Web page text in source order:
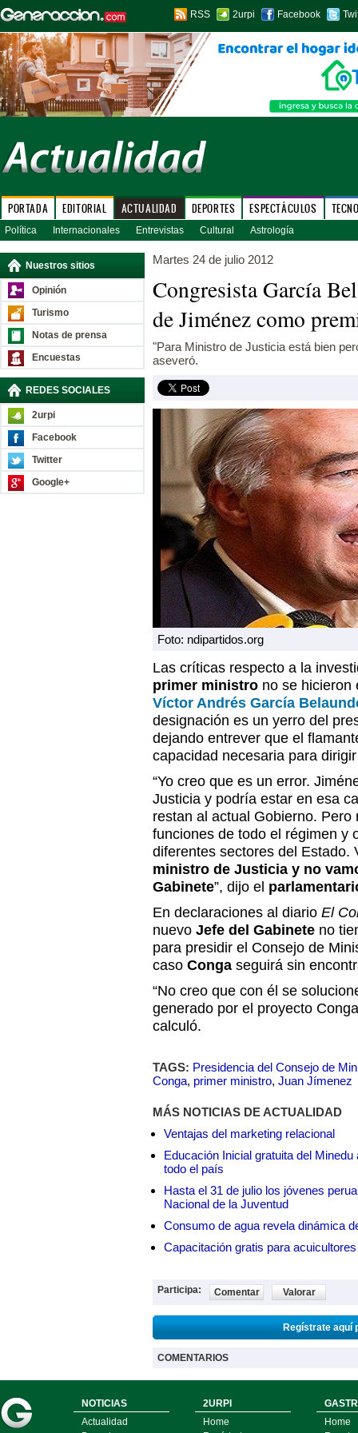
RSS 2urpi Facebook
PORTADA EDITORIAL ACTUALIDAD DEPORTES ESPECTÁCULOS
Política Internacionales Entrevistas Cultural Astrología
Nuestros sitios
Opinión
Turismo
Notas de prensa
Encuestas
REDES SOCIALES
2urpi
Facebook
Twitter
Google+
Martes 24 de julio 2012
Congresista García
de Jiménez como
"Para Ministro de Justicia está bien
aseveró.
Foto: ndipartidos.org
Las críticas respecto a la
primer ministro no se hicieron
Víctor Andrés García
designación es un yerro del
dejando entrever que el
capacidad necesaria para
“Yo creo que es un error.
Justicia y podría estar en esa
restan al actual Gobierno.
funciones de todo el régimen y
diferentes sectores del Estado.
ministro de Justicia y no
Gabinete”, dijo el
En declaraciones al diario El
nuevo Jefe del Gabinete no
para presidir el Consejo de
caso Conga seguirá sin
“No creo que con él se
generado por el proyecto
calculó.
TAGS: Presidencia del Consejo de
Conga, primer ministro, Juan Jímenez
MÁS NOTICIAS DE ACTUALIDAD
Ventajas del marketing relacional
Educación Inicial gratuita del
todo el país
Hasta el 31 de julio los jóvenes
Nacional de la Juventud
Consumo de agua revela dinámica
Capacitación gratis para
Participa: Comentar Valorar
Regístrate aquí
COMENTARIOS
NOTICIAS
Actualidad
2URPI
Home
Home